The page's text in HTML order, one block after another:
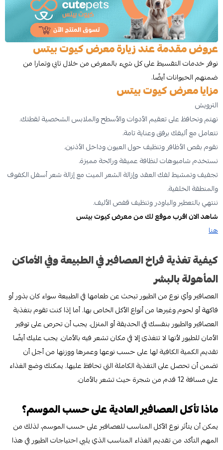
عروض مقدمة عند زيارة معرض كيوت بيتس
نوفر خدمات التقسيط على كل شيء بالمعرض من خلال تابي وتمارا من
ضمنهم الحيوانات أيضًا.
مزايا معرض كيوت بيتس
الترويش
نهتم ونحافظ على تعقيم الأدوات والأسطح والملابس الشخصية لقطتك.
نتعامل مع أليفك برفق وعناية تامة.
نقوم بقص الأظافر وتنظيف حول العيون وداخل الأذنين.
نستخدم شامبوهات لنظافة عميقة ورائحة مميزة.
تجفيف وتمشيط لفك العقد وإزالة الشعر الميت مع إزالة شعر أسفل الكفوف
والمنطقة الخلفية.
ننتهي بالتعطير والباودر وتنظيف قفص الأليف.
شاهد الان اقرب موقع لك من معرض كيوت بيتس
هنا
كيفية تغذية فراخ العصافير في الطبيعة وفي الأماكن
المأهولة بالبشر
العصافير وأي نوع من الطيور تبحث عن طعامها في الطبيعة سواء كان بذور أو
فاكهة أو لحوم وغيرها من أنواع الأكل الخاص بها. أما إذا كنت تقوم بتغذية
العصافير والطيور بنفسك في الحديقة أو المنزل. يجب أن تحرص على توفير
الأمان للطيور لأنها لا تتغذى إلا في مكان تشعر فيه بالأمان. يجب عليك أيضًا
تقديم الكمية الكافية لها على حسب نوعها وعمرها ووزنها من أجل أن
تضمن أن تحصل على التغذية الكاملة التي تحافظ عليها. يمكنك وضع الغذاء
على مسافة 12 قدم من شجرة حيث تشعر بالأمان.
ماذا تأكل العصافير العادية على حسب الموسم؟
يمكن أن يتأثر نوع الأكل المناسب للعصافير على حسب الموسم، لذلك من
المهم التأكد من تقديم الغذاء المناسب الذي يلبي احتياجات الطيور في هذا